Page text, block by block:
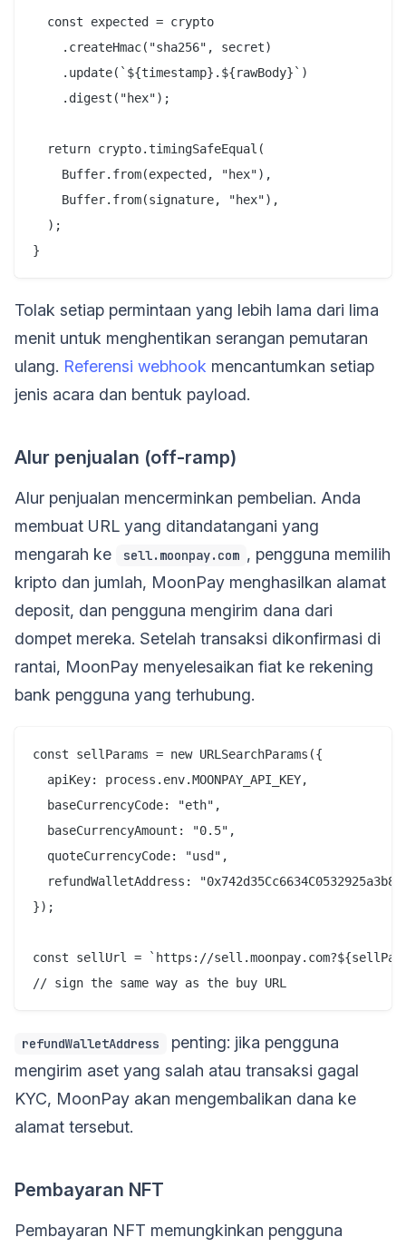
  const expected = crypto
    .createHmac("sha256", secret)
    .update(`${timestamp}.${rawBody}`)
    .digest("hex");
  return crypto.timingSafeEqual(
    Buffer.from(expected, "hex"),
    Buffer.from(signature, "hex"),
  );
Tolak setiap permintaan yang lebih lama dari lima
menit untuk menghentikan serangan pemutaran
ulang. Referensi webhook mencantumkan setiap
jenis acara dan bentuk payload.
Alur penjualan (off-ramp)
Alur penjualan mencerminkan pembelian. Anda
membuat URL yang ditandatangani yang
mengarah ke
sell.moonpay.com , pengguna memilih
kripto dan jumlah, MoonPay menghasilkan alamat
deposit, dan pengguna mengirim dana dari
dompet mereka. Setelah transaksi dikonfirmasi di
rantai, MoonPay menyelesaikan fiat ke rekening
bank pengguna yang terhubung.
const sellParams = new URLSearchParams({
  apiKey: process.env.MOONPAY_API_KEY,
  baseCurrencyCode: "eth",
  baseCurrencyAmount: "0.5",
  quoteCurrencyCode: "usd",
refundWalletAddress:
});
const sellUrl = `https://
refundWalletAddress
penting: jika pengguna
mengirim aset yang salah atau transaksi gagal
KYC, MoonPay akan mengembalikan dana ke
alamat tersebut.
Pembayaran NFT
Pembayaran NFT memungkinkan pengguna